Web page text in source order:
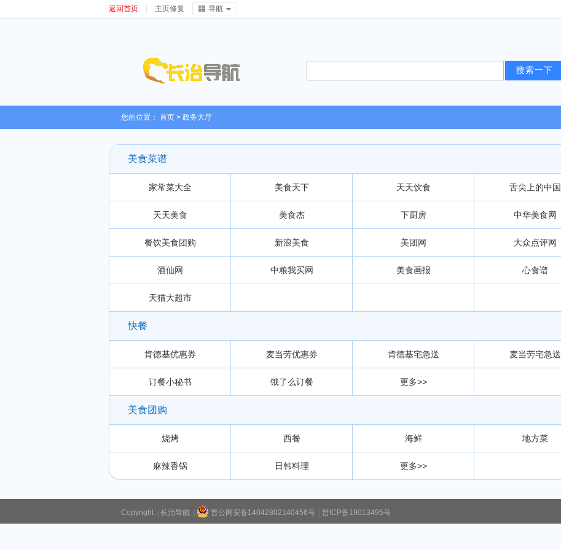
返回首页 主页修复 导航
您的位置： 首页 > 政务大厅
美食菜谱
家常菜大全 美食天下 天天饮食 舌尖上的中国
天天美食 美食杰 下厨房 中华美食网
餐饮美食团购 新浪美食 美团网 大众点评网
酒仙网 中粮我买网 美食画报 心食谱
天猫大超市
快餐
肯德基优惠券 麦当劳优惠券 肯德基宅急送 麦当劳宅急送
订餐小秘书 饿了么订餐 更多>>
美食团购
烧烤 西餐 海鲜 地方菜
麻辣香锅 日韩料理 更多>>
Copyright | 长治导航 | 晋公网安备14042802140456号 | 晋ICP备19013495号